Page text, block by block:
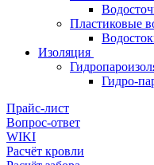
Пластиковые
Изоляция
Гидро-
Прайс-лист
Вопрос-ответ
WIKI
Расчёт кровли